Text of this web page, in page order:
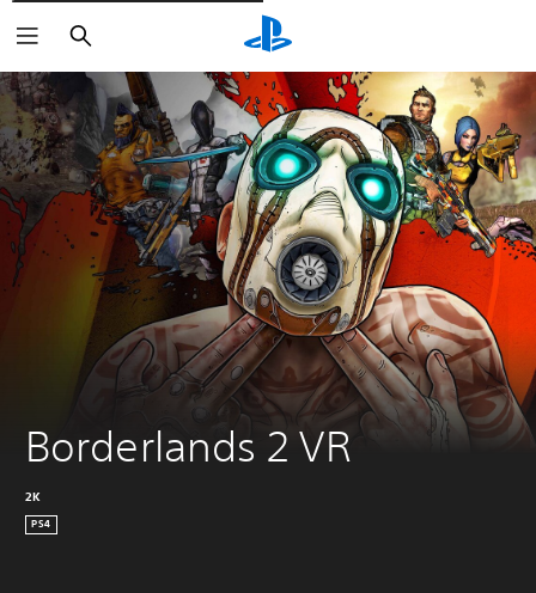
Rechercher
Borderlands 2 VR
2K
PS4